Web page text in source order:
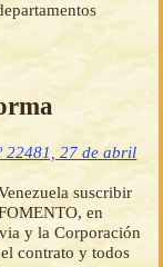
22481, 27 de abril
suscribir
en
y la Corporación
contrato y todos